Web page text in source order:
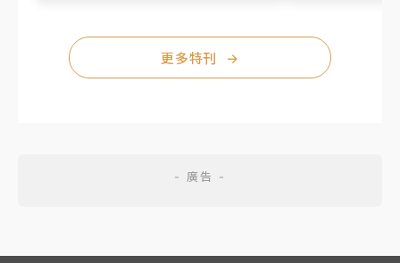
更多特刊 →